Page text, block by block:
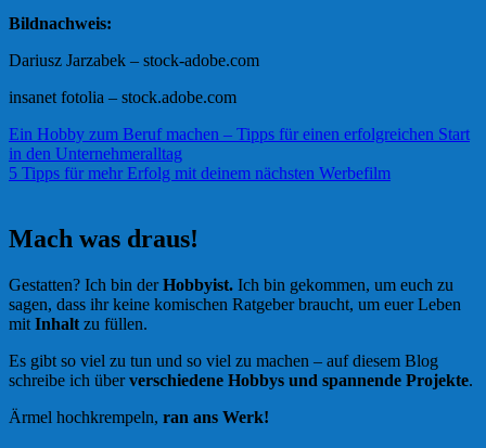
Bildnachweis:
Dariusz Jarzabek – stock-adobe.com
insanet fotolia – stock.adobe.com
Beitragsnavigation
Ein Hobby zum Beruf machen – Tipps für einen erfolgreichen Start
in den Unternehmeralltag
5 Tipps für mehr Erfolg mit deinem nächsten Werbefilm
Mach was draus!
Gestatten? Ich bin derHobbyist. Ich bin gekommen, um euch zu
sagen, dass ihr keine komischen Ratgeber braucht, um euer Leben
mit Inhalt zu füllen.
Es gibt so viel zu tun und so viel zu machen – auf diesem Blog
schreibe ich überverschiedene Hobbys und spannende Projekte.
Ärmel hochkrempeln, ran ans Werk!